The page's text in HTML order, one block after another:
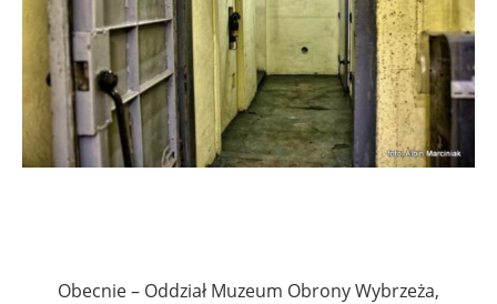
Obecnie – Oddział Muzeum Obrony Wybrzeża,